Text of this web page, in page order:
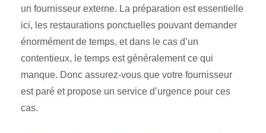
un fournisseur externe. La préparation est essentielle
ici, les restaurations ponctuelles pouvant demander
énormément de temps, et dans le cas d’un
contentieux, le temps est généralement ce qui
manque. Donc assurez-vous que votre fournisseur
est paré et propose un service d’urgence pour ces
cas.